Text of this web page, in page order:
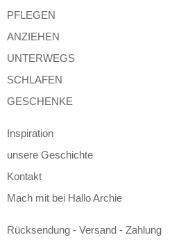
PFLEGEN
ANZIEHEN
UNTERWEGS
SCHLAFEN
GESCHENKE
Inspiration
unsere Geschichte
Kontakt
Mach mit bei Hallo Archie
Rücksendung - Versand - Zahlung